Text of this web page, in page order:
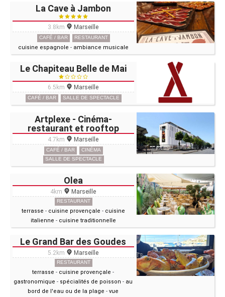
La Cave à Jambon
3.8km Marseille
CAFÉ / BAR RESTAURANT
cuisine espagnole - ambiance musicale
Le Chapiteau Belle de Mai
6.5km Marseille
CAFÉ / BAR SALLE DE SPECTACLE
Artplexe - Cinéma-
restaurant et rooftop
4.7km Marseille
CAFÉ / BAR
CINÉMA
SALLE DE SPECTACLE
Olea
4km Marseille
RESTAURANT
terrasse - cuisine provençale - cuisine
italienne - cuisine traditionnelle
Le Grand Bar des Goudes
5.2km Marseille
RESTAURANT
terrasse - cuisine provençale -
gastronomique - spécialités de poisson - au
bord de l'eau ou de la plage -vue